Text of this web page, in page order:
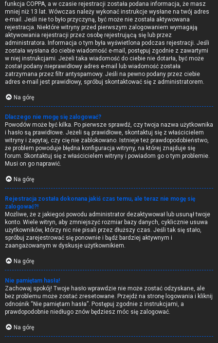
funkcja COPPA, a w czasie rejestracji została podana informacja, że masz
mniej niż 13 lat. Wówczas należy wykonać instrukcje wysłane na twój adres
e-mail. Jeśli nie to było przyczyną, być może nie została aktywowana
rejestracja. Niektóre witryny przed pierwszym zalogowaniem wymagają
aktywowania rejestracji przez osobę rejestrującą się lub przez
administratora. Informacja o tym była wyświetlona podczas rejestracji. Jeśli
została wysłana do ciebie wiadomość e-mail, postępuj zgodnie z zawartymi
w niej instrukcjami. Jeżeli taka wiadomość do ciebie nie dotarła, być może
został podany nieprawidłowy adres e-mail lub wiadomość została
zatrzymana przez filtr antyspamowy. Jeśli na pewno podany przez ciebie
adres e-mail jest prawidłowy, spróbuj skontaktować się z administratorem.
Na górę
Dlaczego nie mogę się zalogować?
Powodów może być kilka. Po pierwsze sprawdź, czy twoja nazwa użytkownika
i hasło są prawidłowe. Jeżeli są prawidłowe, skontaktuj się z właścicielem
witryny i zapytaj, czy cię nie zablokowano. Istnieje też prawdopodobieństwo,
że problem powoduje błędna konfiguracja witryny, na której znajduje się
forum. Skontaktuj się z właścicielem witryny i powiadom go o tym problemie.
Musi on go naprawić.
Na górę
Rejestracja została dokonana jakiś czas temu, ale teraz nie mogę się
zalogować?!
Możliwe, że z jakiegoś powodu administrator dezaktywował lub usunął twoje
konto. Wiele witryn, aby zmniejszyć rozmiar bazy danych, cyklicznie usuwa
użytkowników, którzy nic nie pisali przez dłuższy czas. Jeśli tak się stało,
spróbuj zarejestrować się ponownie i bądź bardziej aktywnym i
zaangażowanym w dyskusje użytkownikiem.
Na górę
Nie pamiętam hasła!
Zachowaj spokój! Twoje hasło wprawdzie nie może zostać odzyskane, ale
bez problemu może zostać zresetowane. Przejdź na stronę logowania i kliknij
odnośnik “Nie pamiętam hasła”. Postępuj zgodnie z instrukcjami, a
prawdopodobnie niedługo znów będziesz móc się zalogować.
Na górę